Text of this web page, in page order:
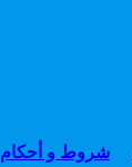
شروط و أحكام